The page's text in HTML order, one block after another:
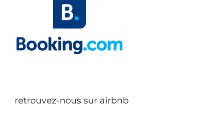
retrouvez-nous sur airbnb